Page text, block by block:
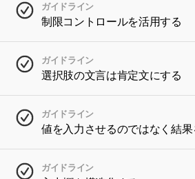
ガイドライン
制限コントロールを活用する
ガイドライン
選択肢の文言は肯定文にする
ガイドライン
値を入力させるのではなく結
ガイドライン